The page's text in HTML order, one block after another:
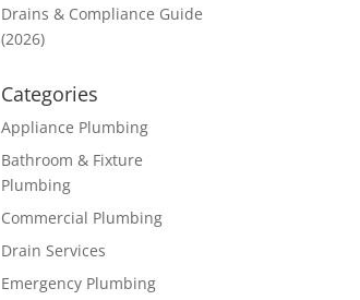
Drains & Compliance Guide
(2026)
Categories
Appliance Plumbing
Bathroom & Fixture
Plumbing
Commercial Plumbing
Drain Services
Emergency Plumbing